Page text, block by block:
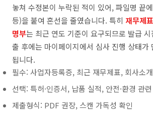
놓쳐 수정본이 누락된 적이 있어, 파일명 끝
등)을 붙여 혼선을 줄였습니다. 특히 재무제
명부는 최근 연도 기준이 요구되므로 발급
출 후에는 마이페이지에서 심사 진행 상태가
됩니다.
필수: 사업자등록증, 최근 재무제표, 회사소
선택: 특허·인증서, 납품 실적, 안전·환경 관
제출형식: PDF 권장, 스캔 가독성 확인